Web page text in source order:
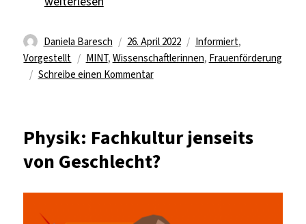
Autor
Daniela Baresch
Veröffentlicht
am
26. April 2022 Kategorien
Informiert,
Vorgestellt
Schlagwörter
MINT, Wissenschaftlerinnen, Frauenförderung
Schreibe einen Kommentarzu
live
Physik: Fachkultur jenseits
von Geschlecht?